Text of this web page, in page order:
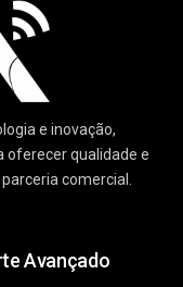
e inovação,
oferecer qualidade e
comercial.
Avançado